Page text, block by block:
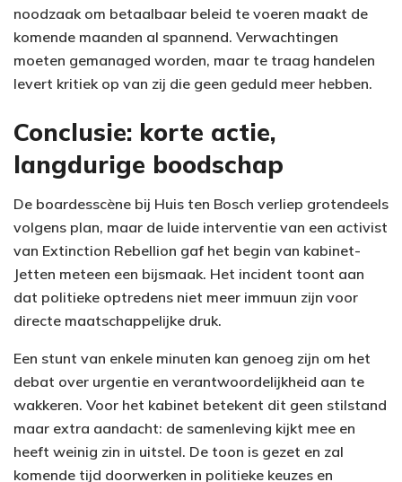
noodzaak om betaalbaar beleid te voeren maakt de
komende maanden al spannend. Verwachtingen
moeten gemanaged worden, maar te traag handelen
levert kritiek op van zij die geen geduld meer hebben.
Conclusie: korte actie,
langdurige boodschap
De boardesscène bij Huis ten Bosch verliep grotendeels
volgens plan, maar de luide interventie van een activist
van Extinction Rebellion gaf het begin van kabinet-
Jetten meteen een bijsmaak. Het incident toont aan
dat politieke optredens niet meer immuun zijn voor
directe maatschappelijke druk.
Een stunt van enkele minuten kan genoeg zijn om het
debat over urgentie en verantwoordelijkheid aan te
wakkeren. Voor het kabinet betekent dit geen stilstand
maar extra aandacht: de samenleving kijkt mee en
heeft weinig zin in uitstel. De toon is gezet en zal
komende tijd doorwerken in politieke keuzes en